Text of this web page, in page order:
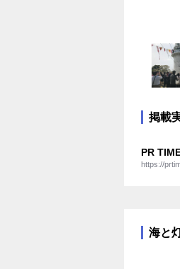
掲載
PR
https://
海と